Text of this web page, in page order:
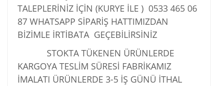
TALEPLERİNİZ İÇİN (KURYE İLE ) 0533 465 06
87 WHATSAPP SİPARİŞ HATTIMIZDAN
BİZİMLE İRTİBATA GEÇEBİLİRSİNİZ
STOKTA TÜKENEN ÜRÜNLERDE
KARGOYA TESLİM SÜRESİ FABRİKAMIZ
İMALATI ÜRÜNLERDE 3-5 İŞ GÜNÜ İTHAL